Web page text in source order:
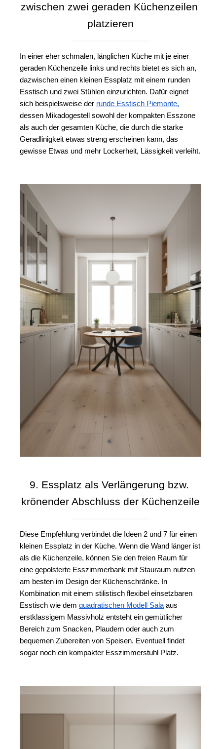
zwischen zwei geraden Küchenzeilen
platzieren
In einer eher schmalen, länglichen Küche mit je einer
geraden Küchenzeile links und rechts bietet es sich an,
dazwischen einen kleinen Essplatz mit einem runden
Esstisch und zwei Stühlen einzurichten. Dafür eignet
sich beispielsweise der runde Esstisch Piemonte,
dessen Mikadogestell sowohl der kompakten Esszone
als auch der gesamten Küche, die durch die starke
Geradlinigkeit etwas streng erscheinen kann, das
gewisse Etwas und mehr Lockerheit, Lässigkeit verleiht.
9. Essplatz als Verlängerung bzw.
krönender Abschluss der Küchenzeile
Diese Empfehlung verbindet die Ideen 2 und 7 für einen
kleinen Essplatz in der Küche. Wenn die Wand länger ist
als die Küchenzeile, können Sie den freien Raum für
eine gepolsterte Esszimmerbank mit Stauraum nutzen –
am besten im Design der Küchenschränke.
In
Kombination mit einem stilistisch flexibel einsetzbaren
Esstisch wie dem quadratischen Modell Sala aus
erstklassigem Massivholz entsteht ein gemütlicher
Bereich zum Snacken, Plaudern oder auch zum
bequemen Zubereiten von Speisen. Eventuell findet
sogar noch ein kompakter Esszimmerstuhl Platz.